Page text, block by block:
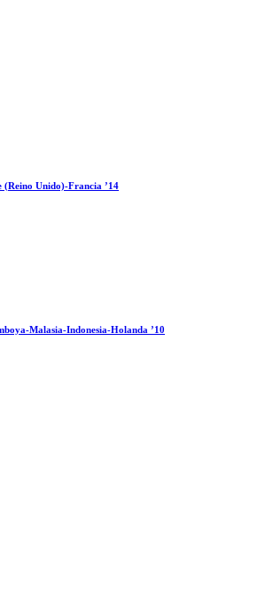
Unido)-Francia ’14
Malasia-Indonesia-Holanda ’10